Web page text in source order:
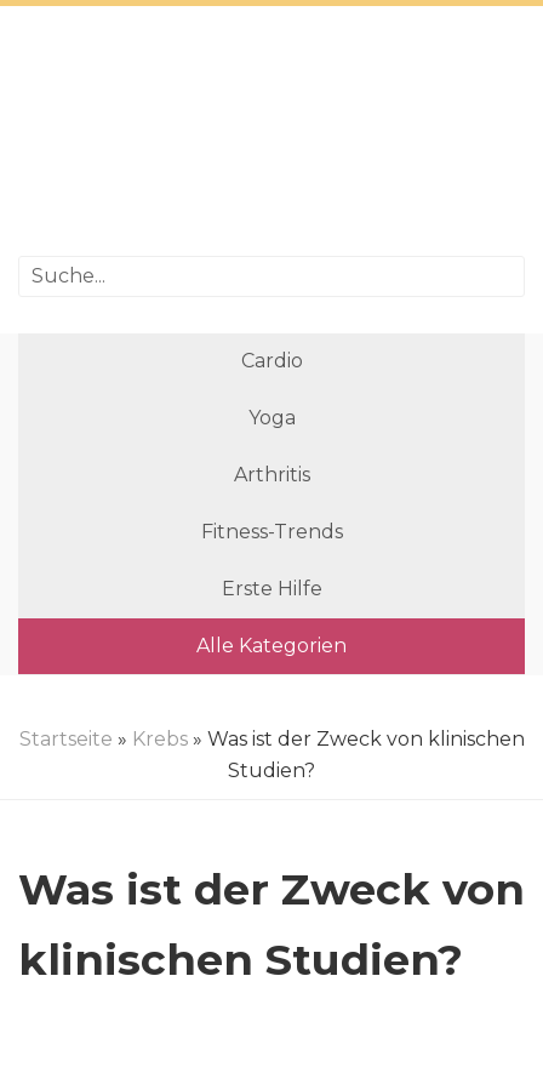
Cardio
Yoga
Arthritis
Fitness-Trends
Erste Hilfe
Alle Kategorien
Startseite » Krebs» Was ist der Zweck von klinischen
Studien?
Was ist der Zweck von
klinischen Studien?